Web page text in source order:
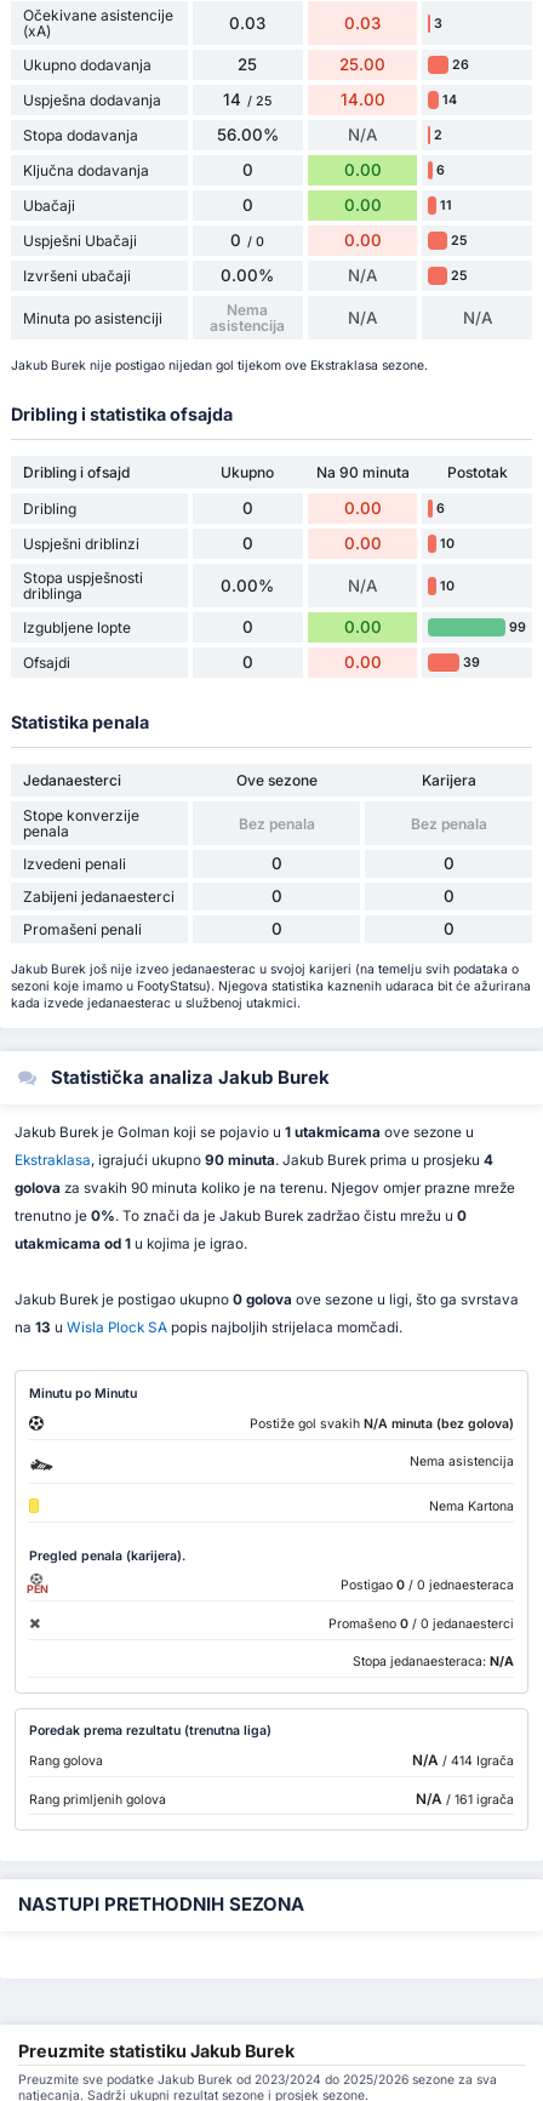
Očekivane asistencije
(xA)
0.03 0.03 3
Ukupno dodavanja 25 25.00 26
Uspješna dodavanja 14 / 25 14.00 14
Stopa dodavanja 56.00% N/A 2
Ključna dodavanja 0 0.00 6
Ubačaji 0 0.00 11
Uspješni Ubačaji 0 / 0 0.00 25
Izvršeni ubačaji 0.00% N/A 25
Minuta po asistenciji
Nema
asistencija
N/A N/A
Jakub Burek nije postigao nijedan gol tijekom ove Ekstraklasa sezone.
Dribling i statistika ofsajda
Dribling i ofsajd Ukupno Na 90 minuta
Postotak
Dribling
0 0.00 6
Uspješni driblinzi 0 0.00 10
Stopa uspješnosti
driblinga
0.00% N/A 10
Izgubljene lopte 0 0.00 99
Ofsajdi 0 0.00 39
Statistika penala
Jedanaesterci Ove sezone
Karijera
Stope konverzije
penala
Bez penala Bez penala
Izvedeni penali 0 0
Zabijeni jedanaesterci 0 0
Promašeni penali 0 0
Jakub Burek još nije izveo jedanaesterac u svojoj karijeri (na temelju svih podataka o
sezoni koje imamo u FootyStatsu). Njegova statistika kaznenih udaraca bit će ažurirana
kada izvede jedanaesterac u službenoj utakmici.
Statistička analiza Jakub Burek
Jakub Burek je Golman koji se pojavio u 1 utakmicama ove sezone u
Ekstraklasa, igrajući ukupno 90 minuta. Jakub Burek prima u prosjeku 4
golova za svakih 90 minuta koliko je na terenu. Njegov omjer prazne mreže
trenutno je 0%. To znači da je Jakub Burek zadržao čistu mrežu u 0
utakmicama od 1u kojima je igrao.
Jakub Burek je postigao ukupno 0 golova ove sezone u ligi, što ga svrstava
na 13 u Wisla Plock SApopis najboljih strijelaca momčadi.
Minutu po Minutu
Postiže gol svakih N/A minuta (bez golova)
Nema asistencija
Nema Kartona
Pregled penala (karijera).
PEN Postigao 0 / 0 jednaesteraca
Promašeno 0 / 0 jedanaesterci
Stopa jedanaesteraca: N/A
Poredak prema rezultatu (trenutna liga)
Rang golova
N/A / 414 Igrača
Rang primljenih golova N/A / 161 igrača
NASTUPI PRETHODNIH SEZONA
Preuzmite statistiku Jakub Burek
Preuzmite sve podatke Jakub Burek od 2023/2024 do 2025/2026 sezone za sva
natjecanja. Sadrži ukupni rezultat sezone i prosjek sezone.